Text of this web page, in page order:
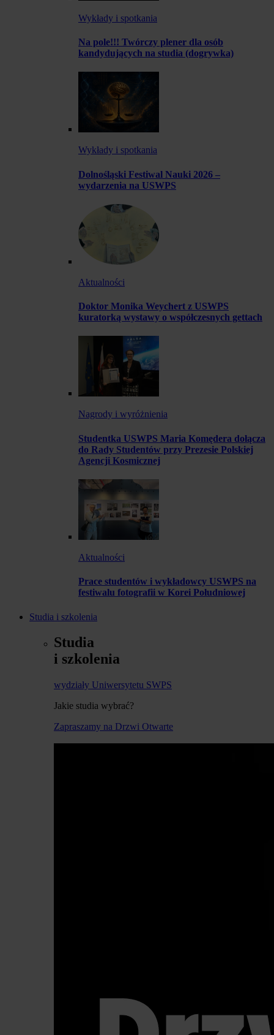
Wykłady i spotkania
Na pole!!! Twórczy plener dla osób
kandydujących na studia (dogrywka)
Wykłady i spotkania
Dolnośląski Festiwal Nauki 2026 –
wydarzenia na USWPS
Aktualności
Doktor Monika Weychert z USWPS
kuratorką wystawy o współczesnych gettach
Nagrody i wyróżnienia
Studentka USWPS Maria Komędera dołącza
do Rady Studentów przy Prezesie Polskiej
Agencji Kosmicznej
Aktualności
Prace studentów i wykładowcy USWPS na
festiwalu fotografii w Korei Południowej
Studia i szkolenia
Studia
i szkolenia
wydziały Uniwersytetu SWPS
Jakie studia wybrać?
Zapraszamy na Drzwi Otwarte